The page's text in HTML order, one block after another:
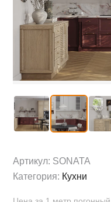
Артикул: SONATA
Категория: Кухни